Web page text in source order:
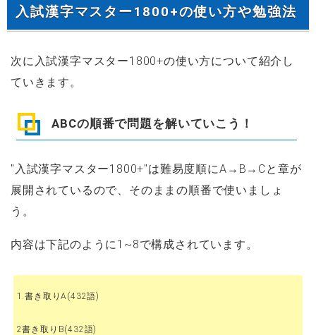
入試漢字マスター1800+の使い方や勉強法
次に入試漢字マスター1800+の使い方について紹介し
ていきます。
ABCの順番で問題を解いていこう！
"入試漢字マスター1800+"は難易度順にA→B→Cと章が
展開されているので、そのままの順番で使いましょ
う。
内容は下記のように1~8で構成されています。
1.書き取りA(432語)
2書き取りB(432語)